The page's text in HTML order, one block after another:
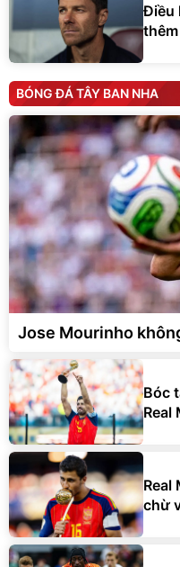
Điều
BÓNG ĐÁ TÂY BAN NHA
Jose Mourinho
Bóc
Real
Real
chừ